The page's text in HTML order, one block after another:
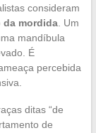
consideram
da mordida. Um
mandíbula
É
percebida
ditas “de
de